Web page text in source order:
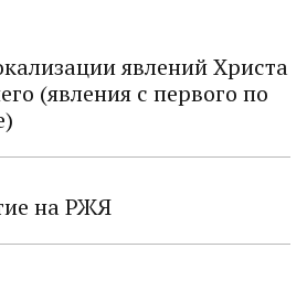
явлений Христа
(явления с первого по
на РЖЯ